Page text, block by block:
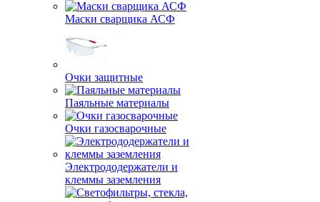
Маски сварщика АСФ
Очки защитные
Паяльные материалы
Очки газосварочные
Электрододержатели и
клеммы заземления